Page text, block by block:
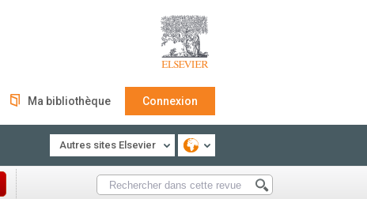
Ma bibliothèque Connexion
Autres sites Elsevier